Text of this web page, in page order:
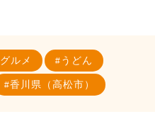
グルメ うどん
香川県（高松市）